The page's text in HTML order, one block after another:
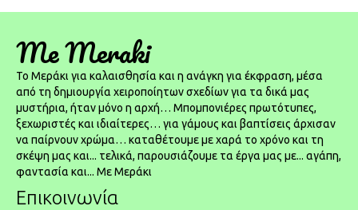
Me Meraki
To Μεράκι για καλαισθησία και η ανάγκη για έκφραση, μέσα
από τη δημιουργία χειροποίητων σχεδίων για τα δικά μας
μυστήρια, ήταν μόνο η αρχή… Μπομπονιέρες πρωτότυπες,
ξεχωριστές και ιδιαίτερες… για γάμους και βαπτίσεις άρχισαν
να παίρνουν χρώμα… καταθέτουμε με χαρά το χρόνο και τη
σκέψη μας και... τελικά, παρουσιάζουμε τα έργα μας με... αγάπη,
φαντασία και... Με Μεράκι
Επικοινωνία